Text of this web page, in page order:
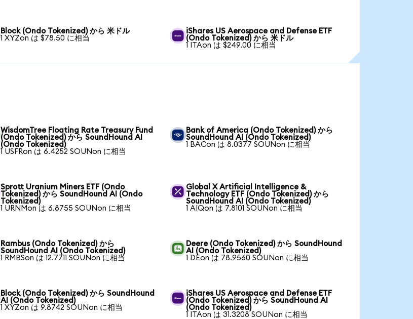
Block (Ondo Tokenized) から 米ドル
1 XYZon は $78.50 に相当
iShares US Aerospace and Defense ETF
(Ondo Tokenized) から 米ドル
1 ITAon は $249.00 に相当
WisdomTree Floating Rate Treasury Fund
(Ondo Tokenized) から SoundHound AI
(Ondo Tokenized)
1 USFRon は 6.4252 SOUNon に相当
Bank of America (Ondo Tokenized) から
SoundHound AI (Ondo Tokenized)
1 BACon は 8.0377 SOUNon に相当
Sprott Uranium Miners ETF (Ondo
Tokenized) から SoundHound AI (Ondo
Tokenized)
1 URNMon は 6.8755 SOUNon に相当
Global X Artificial Intelligence &
Technology ETF (Ondo Tokenized) から
SoundHound AI (Ondo Tokenized)
1 AIQon は 7.8101 SOUNon に相当
Rambus (Ondo Tokenized) から
SoundHound AI (Ondo Tokenized)
1 RMBSon は 12.7711 SOUNon に相当
Deere (Ondo Tokenized) から SoundHound
AI (Ondo Tokenized)
1 DEon は 78.9560 SOUNon に相当
Block (Ondo Tokenized) から SoundHound
AI (Ondo Tokenized)
1 XYZon は 9.8742 SOUNon に相当
iShares US Aerospace and Defense ETF
(Ondo Tokenized) から SoundHound AI
(Ondo Tokenized)
1 ITAon は 31.3208 SOUNon に相当